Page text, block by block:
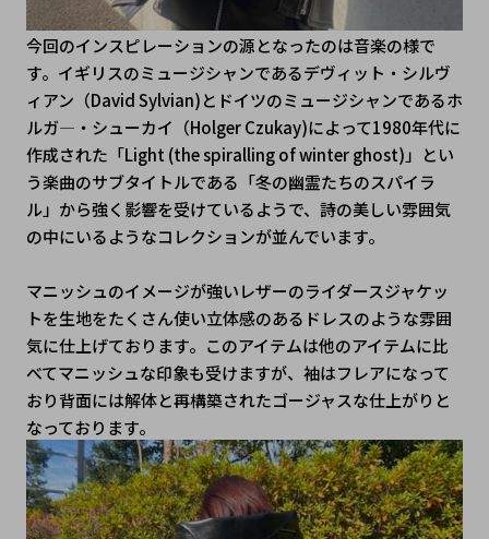
今回のインスピレーションの源となったのは音楽の様で
す。イギリスのミュージシャンであるデヴィット・シルヴ
ィアン（David Sylvian)とドイツのミュージシャンであるホ
ルガ―・シューカイ（Holger Czukay)によって1980年代に
作成された「Light (the spiralling of winter ghost)」とい
う楽曲のサブタイトルである「冬の幽霊たちのスパイラ
ル」から強く影響を受けているようで、詩の美しい雰囲気
の中にいるようなコレクションが並んでいます。
マニッシュのイメージが強いレザーのライダースジャケッ
トを生地をたくさん使い立体感のあるドレスのような雰囲
気に仕上げております。このアイテムは他のアイテムに比
べてマニッシュな印象も受けますが、袖はフレアになって
おり背面には解体と再構築されたゴージャスな仕上がりと
なっております。